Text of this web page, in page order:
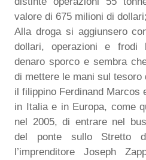
valore di 675 milioni di dollari;
Alla droga si aggiunsero
dollari, operazioni e frodi
denaro sporco e sembra
di mettere le mani sul tesoro
il filippino Ferdinand Marcos
in Italia e in Europa, come
nel 2005, di entrare nel
del ponte sullo Stretto
l’imprenditore Joseph